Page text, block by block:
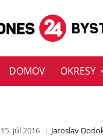
DOMOV OKRESY
15. júl 2016 Jaroslav